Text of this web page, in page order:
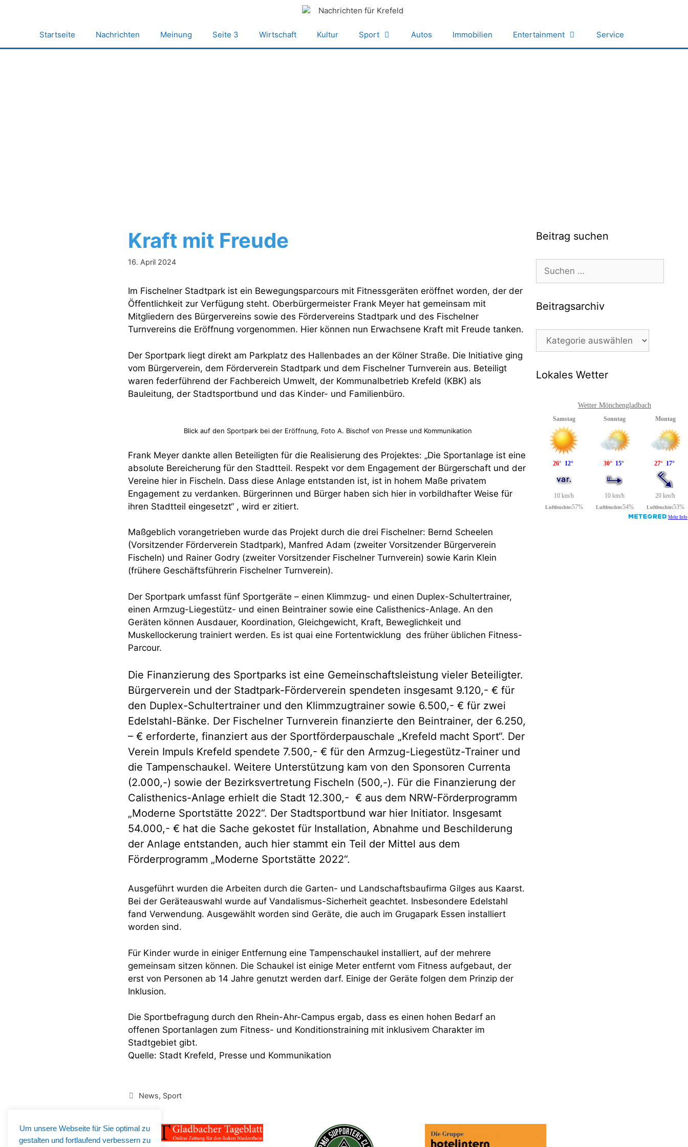
Startseite Nachrichten Meinung Seite 3 Wirtschaft Kultur Sport Autos Immobilien Entertainment Service
Kraft mit Freude
16. April 2024
Im Fischelner Stadtpark ist ein Bewegungsparcours mit Fitnessgeräten eröffnet worden, der der
Öffentlichkeit zur Verfügung steht. Oberbürgermeister Frank Meyer hat gemeinsam mit
Mitgliedern des Bürgervereins sowie des Fördervereins Stadtpark und des Fischelner
Turnvereins die Eröffnung vorgenommen. Hier können nun Erwachsene Kraft mit Freude tanken.
Der Sportpark liegt direkt am Parkplatz des Hallenbades an der Kölner Straße. Die Initiative ging
vom Bürgerverein, dem Förderverein Stadtpark und dem Fischelner Turnverein aus. Beteiligt
waren federführend der Fachbereich Umwelt, der Kommunalbetrieb Krefeld (KBK) als
Bauleitung, der Stadtsportbund und das Kinder- und Familienbüro.
Blick auf den Sportpark bei der Eröffnung, Foto A. Bischof von Presse und Kommunikation
Frank Meyer dankte allen Beteiligten für die Realisierung des Projektes: „Die Sportanlage ist eine
absolute Bereicherung für den Stadtteil. Respekt vor dem Engagement der Bürgerschaft und der
Vereine hier in Fischeln. Dass diese Anlage entstanden ist, ist in hohem Maße privatem
Engagement zu verdanken. Bürgerinnen und Bürger haben sich hier in vorbildhafter Weise für
ihren Stadtteil eingesetzt“ , wird er zitiert.
Maßgeblich vorangetrieben wurde das Projekt durch die drei Fischelner: Bernd Scheelen
(Vorsitzender Förderverein Stadtpark), Manfred Adam (zweiter Vorsitzender Bürgerverein
Fischeln) und Rainer Godry (zweiter Vorsitzender Fischelner Turnverein) sowie Karin Klein
(frühere Geschäftsführerin Fischelner Turnverein).
Der Sportpark umfasst fünf Sportgeräte – einen Klimmzug- und einen Duplex-Schultertrainer,
einen Armzug-Liegestütz- und einen Beintrainer sowie eine Calisthenics-Anlage. An den
Geräten können Ausdauer, Koordination, Gleichgewicht, Kraft, Beweglichkeit und
Muskellockerung trainiert werden. Es ist quai eine Fortentwicklung des früher üblichen Fitness-
Parcour.
Die Finanzierung des Sportparks ist eine Gemeinschaftsleistung vieler Beteiligter.
Bürgerverein und der Stadtpark-Förderverein spendeten insgesamt 9.120,- € für
den Duplex-Schultertrainer und den Klimmzugtrainer sowie 6.500,- € für zwei
Edelstahl-Bänke. Der Fischelner Turnverein finanzierte den Beintrainer, der 6.250,
– € erforderte, finanziert aus der Sportförderpauschale „Krefeld macht Sport“. Der
Verein Impuls Krefeld spendete 7.500,- € für den Armzug-Liegestütz-Trainer und
die Tampenschaukel. Weitere Unterstützung kam von den Sponsoren Currenta
(2.000,-) sowie der Bezirksvertretung Fischeln (500,-). Für die Finanzierung der
Calisthenics-Anlage erhielt die Stadt 12.300,- € aus dem NRW-Förderprogramm
„Moderne Sportstätte 2022“. Der Stadtsportbund war hier Initiator. Insgesamt
54.000,- € hat die Sache gekostet für Installation, Abnahme und Beschilderung
der Anlage entstanden, auch hier stammt ein Teil der Mittel aus dem
Förderprogramm „Moderne Sportstätte 2022“.
Ausgeführt wurden die Arbeiten durch die Garten- und Landschaftsbaufirma Gilges aus Kaarst.
Bei der Geräteauswahl wurde auf Vandalismus-Sicherheit geachtet. Insbesondere Edelstahl
fand Verwendung. Ausgewählt worden sind Geräte, die auch im Grugapark Essen installiert
worden sind.
Für Kinder wurde in einiger Entfernung eine Tampenschaukel installiert, auf der mehrere
gemeinsam sitzen können. Die Schaukel ist einige Meter entfernt vom Fitness aufgebaut, der
erst von Personen ab 14 Jahre genutzt werden darf. Einige der Geräte folgen dem Prinzip der
Inklusion.
Die Sportbefragung durch den Rhein-Ahr-Campus ergab, dass es einen hohen Bedarf an
offenen Sportanlagen zum Fitness- und Konditionstraining mit inklusivem Charakter im
Stadtgebiet gibt.
Quelle: Stadt Krefeld, Presse und Kommunikation
Kategorien
News, Sport
Beitrag suchen
Suchen
nach:
Beitragsarchiv
Beitragsarchiv
Lokales Wetter
Wetter Mönchengladbach
Um unsere Webseite für Sie optimal zu
gestalten und fortlaufend verbessern zu